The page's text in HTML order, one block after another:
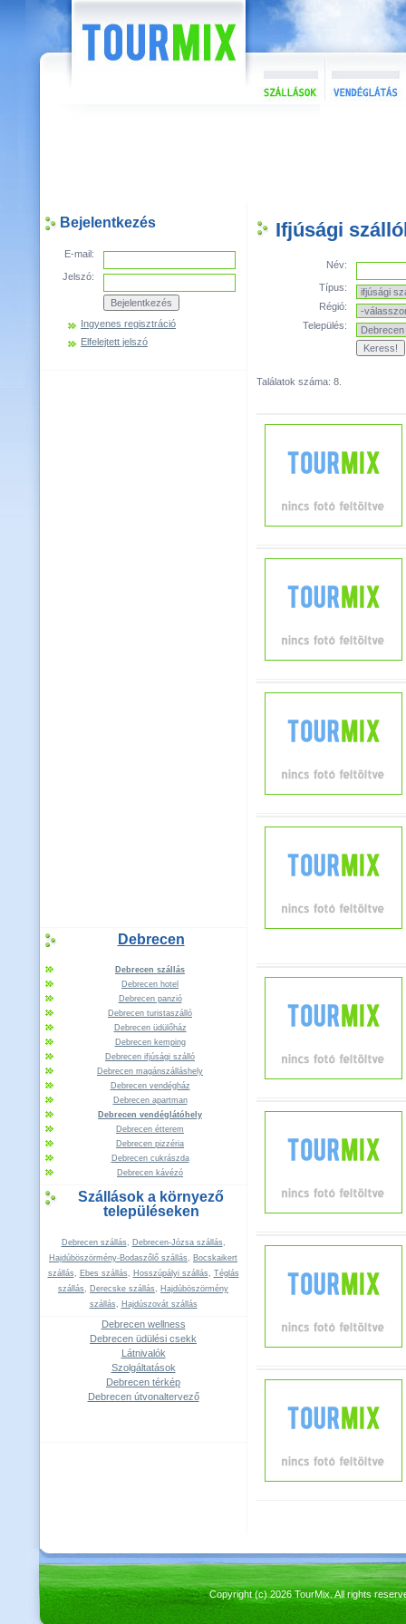
Bejelentkezés
E-mail:
Jelszó:
Ingyenes regisztráció
Elfelejtett jelszó
Debrecen
Debrecen szállás
Debrecen hotel
Debrecen panzió
Debrecen turistaszálló
Debrecen üdülőház
Debrecen kemping
Debrecen ifjúsági szálló
Debrecen magánszálláshely
Debrecen vendégház
Debrecen apartman
Debrecen vendéglátóhely
Debrecen étterem
Debrecen pizzéria
Debrecen cukrászda
Debrecen kávézó
Szállások a környező
településeken
Debrecen szállás, Debrecen-Józsa szállás,
Hajdúböszörmény-Bodaszőlő szállás, Bocskaikert
szállás, Ebes szállás, Hosszúpályi szállás, Téglás
szállás, Derecske szállás, Hajdúböszörmény
szállás, Hajdúszovát szállás
Debrecen wellness
Debrecen üdülési csekk
Látnivalók
Szolgáltatások
Debrecen térkép
Debrecen útvonaltervező
Ifjúsági
Név:
Típus:
Régió:
Település:
Találatok száma: 8.
Copyright (c) 2026 TourMix. All rights